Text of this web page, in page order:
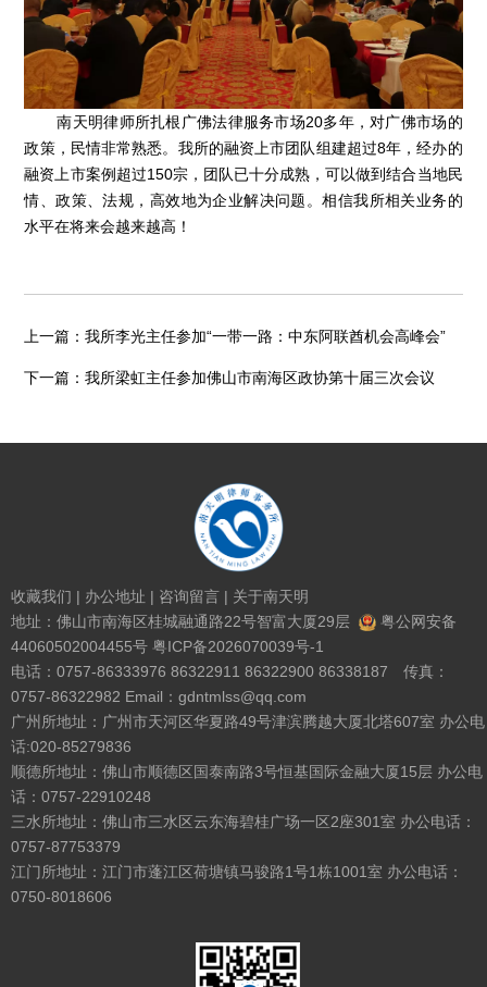
南天明律师所扎根广佛法律服务市场20多年，对广佛市场的
政策，民情非常熟悉。我所的融资上市团队组建超过8年，经办的
融资上市案例超过150宗，团队已十分成熟，可以做到结合当地民
情、政策、法规，高效地为企业解决问题。相信我所相关业务的
水平在将来会越来越高！
上一篇：我所李光主任参加“一带一路：中东阿联酋机会高峰会”
下一篇：我所梁虹主任参加佛山市南海区政协第十届三次会议
收藏我们 | 办公地址 | 咨询留言 | 关于南天明
地址：佛山市南海区桂城融通路22号智富大厦29层
粤公网安备
44060502004455号 粤ICP备2026070039号-1
电话：0757-86333976 86322911 86322900 86338187 传真：
0757-86322982 Email：gdntmlss@qq.com
广州所地址：广州市天河区华夏路49号津滨腾越大厦北塔607室 办公电
话:020-85279836
顺德所地址：佛山市顺德区国泰南路3号恒基国际金融大厦15层 办公电
话：0757-22910248
三水所地址：佛山市三水区云东海碧桂广场一区2座301室 办公电话：
0757-87753379
江门所地址：江门市蓬江区荷塘镇马骏路1号1栋1001室 办公电话：
0750-8018606